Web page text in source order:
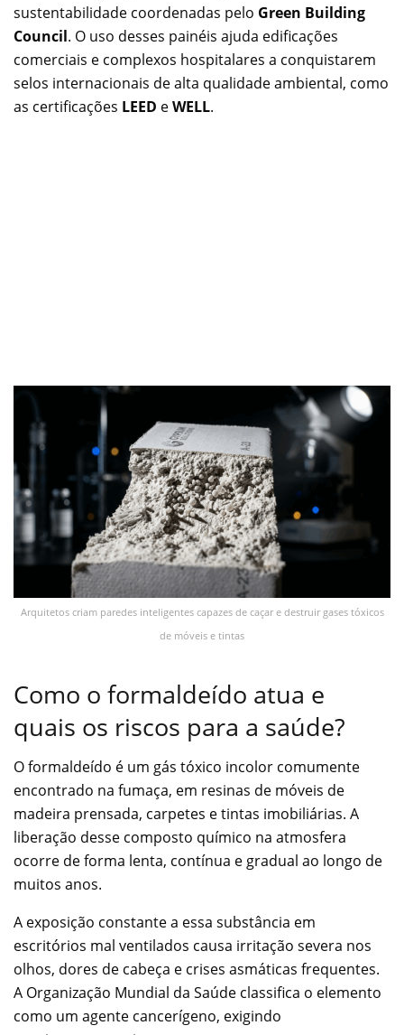
sustentabilidade coordenadas pelo Green Building
Council. O uso desses painéis ajuda edificações
comerciais e complexos hospitalares a conquistarem
selos internacionais de alta qualidade ambiental, como
as certificações LEED eWELL.
Arquitetos criam paredes inteligentes capazes de caçar e destruir gases tóxicos
de móveis e tintas
Como o formaldeído atua e
quais os riscos para a saúde?
O formaldeído é um gás tóxico incolor comumente
encontrado na fumaça, em resinas de móveis de
madeira prensada, carpetes e tintas imobiliárias. A
liberação desse composto químico na atmosfera
ocorre de forma lenta, contínua e gradual ao longo de
muitos anos.
A exposição constante a essa substância em
escritórios mal ventilados causa irritação severa nos
olhos, dores de cabeça e crises asmáticas frequentes.
A Organização Mundial da Saúde classifica o elemento
como um agente cancerígeno, exigindo